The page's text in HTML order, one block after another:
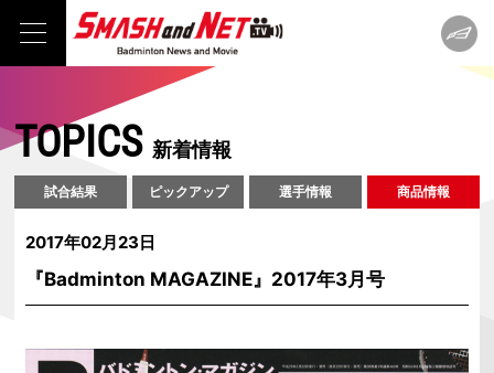
TOPICS新着情報
試合結果 ピックアップ 選手情報 商品情報
2017年02月23日
『Badminton MAGAZINE』2017年3月号